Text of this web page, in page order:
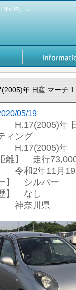
N'sUP』へ
年 日産 マーチ
05/19
H.17(2005)年
ィング
】 H.17(2005)年
距離】 走行
】 令和2年11月
ー】 シルバー
】 なし
】 神奈川県